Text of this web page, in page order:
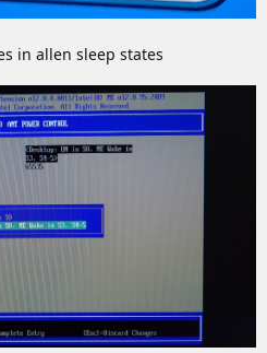
in allen sleep states